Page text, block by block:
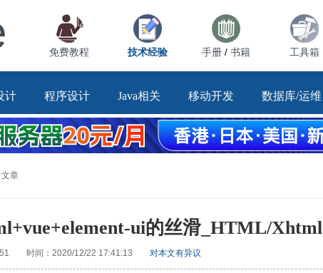
免费教程 技术经验 手册 / 书籍 工具箱
计 程序设计 Java相关 移动开发 数据库/运维
文章
ui的丝滑_HTML/Xhtml
时间：2020/12/22 17:41:13 对本文有异议